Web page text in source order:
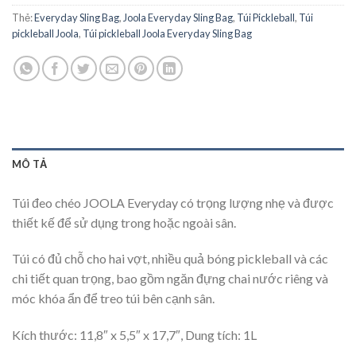
Thẻ:Everyday Sling Bag, Joola Everyday Sling Bag, Túi Pickleball, Túi
pickleball Joola, Túi pickleball Joola Everyday Sling Bag
MÔ TẢ
Túi đeo chéo JOOLA Everyday có trọng lượng nhẹ và được
thiết kế để sử dụng trong hoặc ngoài sân.
Túi có đủ chỗ cho hai vợt, nhiều quả bóng pickleball và các
chi tiết quan trọng, bao gồm ngăn đựng chai nước riêng và
móc khóa ẩn để treo túi bên cạnh sân.
Kích thước: 11,8″ x 5,5″ x 17,7″, Dung tích: 1L